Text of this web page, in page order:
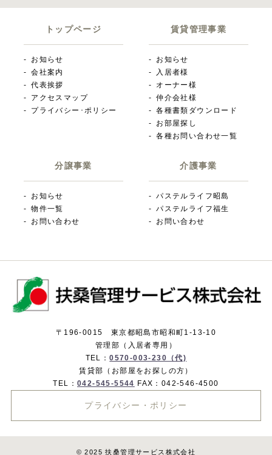
トップページ
お知らせ
会社案内
代表挨拶
アクセスマップ
プライバシー･ポリシー
賃貸管理事業
お知らせ
入居者様
オーナー様
仲介会社様
各種書類ダウンロード
お部屋探し
各種お問い合わせ一覧
分譲事業
お知らせ
物件一覧
お問い合わせ
介護事業
パステルライフ昭島
パステルライフ福生
お問い合わせ
〒196-0015 東京都昭島市昭和町1-13-10
管理部（入居者専用）
TEL：0570-003-230（代)
賃貸部（お部屋をお探しの方）
TEL： 042-545-5544 FAX：042-546-4500
プライバシー・ポリシー
© 2025 扶桑管理サービス株式会社